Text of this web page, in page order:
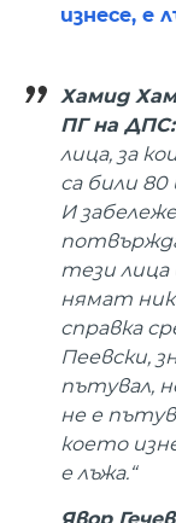
изнесе, е
Хамид
ПГ на ДПС:
лица, за
са били 80
И
тези лица
нямат
справка
Пеевски,
пътувал,
не е
което
е лъжа.“